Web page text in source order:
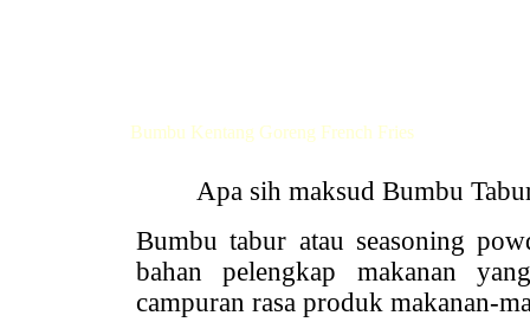
Bumbu Kentang Goreng French Fries
Apa sih maksud Bumbu
Bumbu tabur atau seasoning
bahan pelengkap makanan
campuran rasa produk makanan-